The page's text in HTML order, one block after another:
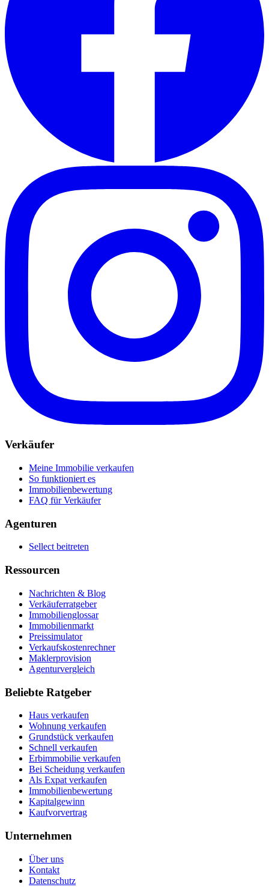
Verkäufer
Meine Immobilie verkaufen
So funktioniert es
Immobilienbewertung
FAQ für Verkäufer
Agenturen
Sellect beitreten
Ressourcen
Nachrichten & Blog
Verkäuferratgeber
Immobilienglossar
Immobilienmarkt
Preissimulator
Verkaufskostenrechner
Maklerprovision
Agenturvergleich
Beliebte Ratgeber
Haus verkaufen
Wohnung verkaufen
Grundstück verkaufen
Schnell verkaufen
Erbimmobilie verkaufen
Bei Scheidung verkaufen
Als Expat verkaufen
Immobilienbewertung
Kapitalgewinn
Kaufvorvertrag
Unternehmen
Über uns
Kontakt
Datenschutz